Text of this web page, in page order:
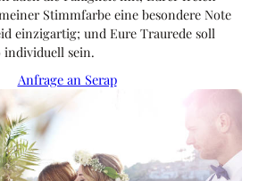
Stimmfarbe eine besondere Note
einzigartig; und Eure Traurede soll
individuell sein.
Anfrage an Serap